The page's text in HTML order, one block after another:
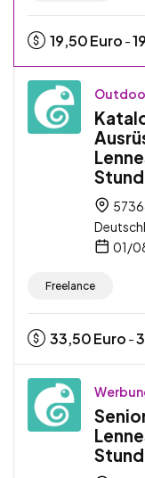
19,50Euro -
01/
Freelance
33,50Euro -